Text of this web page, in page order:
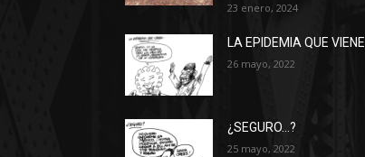
23 enero, 2024
LA EPIDEMIA QUE VIENE
26 mayo, 2022
¿SEGURO…?
25 mayo, 2022